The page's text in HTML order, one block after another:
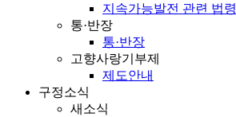
지속가능발전 관련 법령
통·반장
통·반장
고향사랑기부제
제도안내
구정소식
새소식